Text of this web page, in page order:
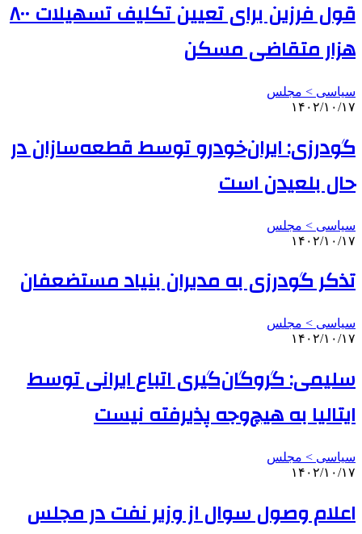
قول فرزین برای تعیین تکلیف تسهیلات ۸۰۰
هزار متقاضی مسکن
سیاسی > مجلس
۱۴۰۲/۱۰/۱۷
گودرزی: ایران‌خودرو توسط قطعه‌سازان در
حال بلعیدن است
سیاسی > مجلس
۱۴۰۲/۱۰/۱۷
تذکر گودرزی به مدیران بنیاد مستضعفان
سیاسی > مجلس
۱۴۰۲/۱۰/۱۷
سلیمی: گروگان‌گیری اتباع ایرانی توسط
ایتالیا به هیچ‌وجه پذیرفته نیست
سیاسی > مجلس
۱۴۰۲/۱۰/۱۷
اعلام وصول سوال از وزیر نفت در مجلس